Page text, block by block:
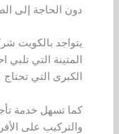
دون الحاجة إلى
يتواجد بالكويت
المتينة التي
الكبرى التي
كما تسهل خدمة
والتركيب على